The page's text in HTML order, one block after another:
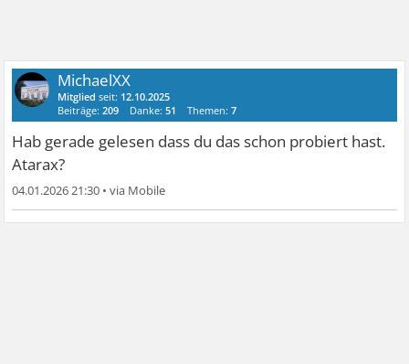
MichaelXX
Mitglied seit: 12.10.2025
Beiträge:209 Danke:51 Themen:7
Hab gerade gelesen dass du das schon probiert hast.
Atarax?
04.01.2026 21:30 •